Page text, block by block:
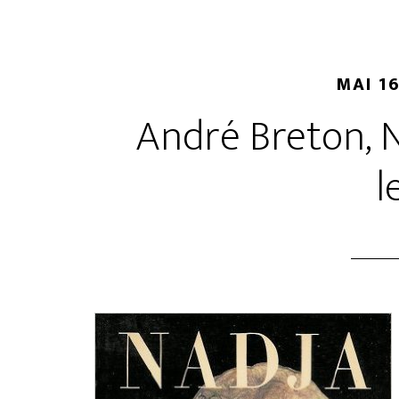
MAI
André Breton,